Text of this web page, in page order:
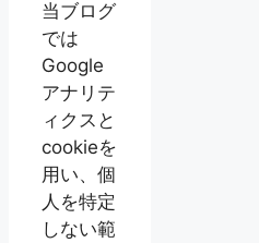
当ブログ
では
Google
アナリテ
ィクスと
cookieを
用い、個
人を特定
しない範